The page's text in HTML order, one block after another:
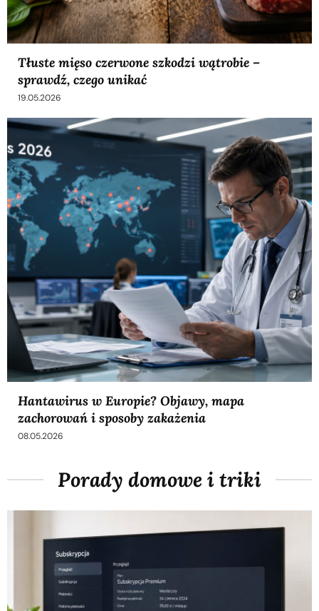
Tłuste mięso czerwone szkodzi wątrobie –
sprawdź, czego unikać
19.05.2026
Hantawirus w Europie? Objawy, mapa
zachorowań i sposoby zakażenia
08.05.2026
Porady domowe i triki